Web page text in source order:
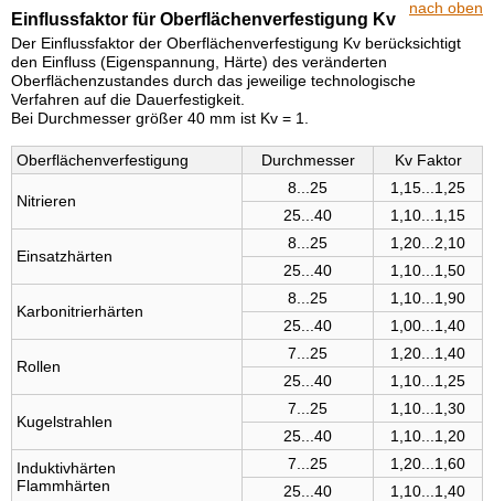
nach oben
Einflussfaktor für Oberflächenverfestigung Kv
Der Einflussfaktor der Oberflächenverfestigung Kv berücksichtigt
den Einfluss (Eigenspannung, Härte) des veränderten
Oberflächenzustandes durch das jeweilige technologische
Verfahren auf die Dauerfestigkeit.
Bei Durchmesser größer 40 mm ist Kv = 1.
Ober­flächen­verfestigung Dur­chmesser Kv Faktor
Nitrieren
8...25
1,15...1,25
25...40
1,10...1,15
Einsatz­härten
8...25
1,20...2,10
25...40
1,10...1,50
Karbo­nitrier­härten
8...25
1,10...1,90
25...40
1,00...1,40
Rollen
7...25
1,20...1,40
25...40
1,10...1,25
Kugel­strahlen
7...25
1,10...1,30
25...40
1,10...1,20
In­duktiv­härten
Flamm­härten
7...25
1,20...1,60
25...40
1,10...1,40